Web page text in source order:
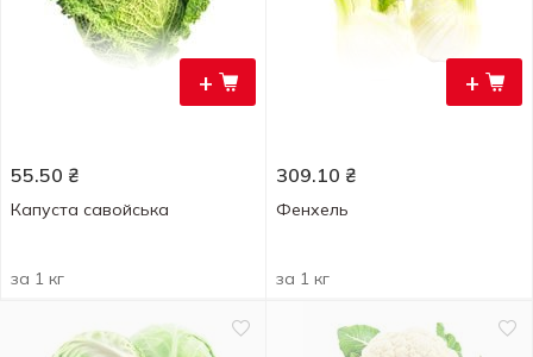
+
55.50 ₴
Капуста савойська
за 1 кг
+
309.10 ₴
Фенхель
за 1 кг